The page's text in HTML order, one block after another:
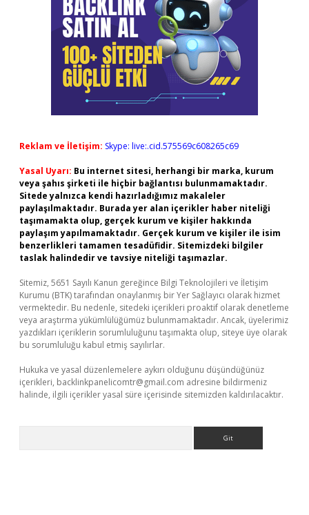
Reklam ve İletişim: Skype: live:.cid.575569c608265c69
Yasal Uyarı: Bu internet sitesi, herhangi bir marka, kurum
veya şahıs şirketi ile hiçbir bağlantısı bulunmamaktadır.
Sitede yalnızca kendi hazırladığımız makaleler
paylaşılmaktadır. Burada yer alan içerikler haber niteliği
taşımamakta olup, gerçek kurum ve kişiler hakkında
paylaşım yapılmamaktadır. Gerçek kurum ve kişiler ile isim
benzerlikleri tamamen tesadüfidir. Sitemizdeki bilgiler
taslak halindedir ve tavsiye niteliği taşımazlar.
Sitemiz, 5651 Sayılı Kanun gereğince Bilgi Teknolojileri ve İletişim
Kurumu (BTK) tarafından onaylanmış bir Yer Sağlayıcı olarak hizmet
vermektedir. Bu nedenle, sitedeki içerikleri proaktif olarak denetleme
veya araştırma yükümlülüğümüz bulunmamaktadır. Ancak, üyelerimiz
yazdıkları içeriklerin sorumluluğunu taşımakta olup, siteye üye olarak
bu sorumluluğu kabul etmiş sayılırlar.
Hukuka ve yasal düzenlemelere aykırı olduğunu düşündüğünüz
içerikleri, backlinkpanelicomtr@gmail.com adresine bildirmeniz
halinde, ilgili içerikler yasal süre içerisinde sitemizden kaldırılacaktır.